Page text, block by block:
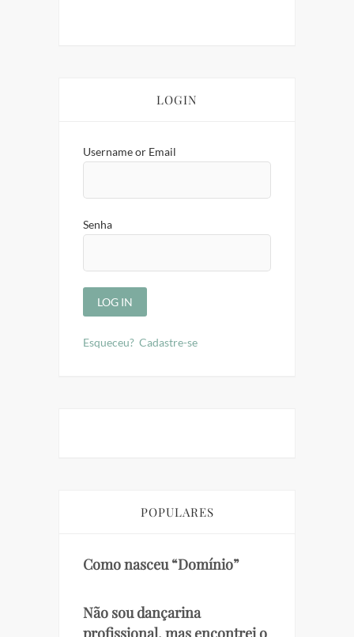
LOGIN
Username or Email
Senha
Esqueceu? Cadastre-se
POPULARES
Como nasceu “Domínio”
Não sou dançarina
profissional, mas encontrei o